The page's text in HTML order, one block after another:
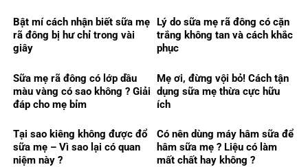
Bật mí cách nhận biết sữa mẹ
rã đông bị hư chỉ trong vài
giây
Lý do sữa mẹ rã đông có cặn
trắng không tan và cách khắc
phục
Sữa mẹ rã đông có lớp dầu
màu vàng có sao không ? Giải
đáp cho mẹ bỉm
Mẹ ơi, đừng vội bỏ! Cách tận
dụng sữa mẹ thừa cực hữu
ích
Tại sao kiêng không được đổ
sữa mẹ – Vì sao lại có quan
niệm này ?
Có nên dùng máy hâm sữa để
hâm sữa mẹ ? Liệu có làm
mất chất hay không ?